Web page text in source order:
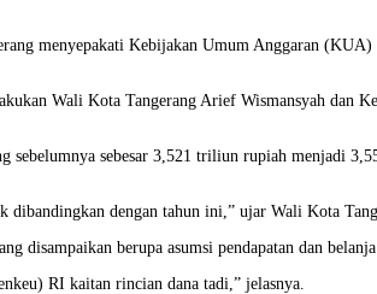
menyepakati Kebijakan Umum Anggaran
Wali Kota Tangerang Arief Wismansyah dan
sebesar 3,521 triliun rupiah menjadi
dengan tahun ini,” ujar Wali Kota
berupa asumsi pendapatan dan
RI kaitan rincian dana tadi,” jelasnya.